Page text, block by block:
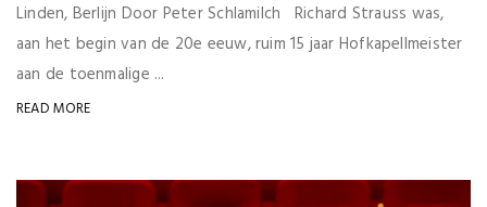
Linden, Berlijn Door Peter Schlamilch Richard Strauss was,
aan het begin van de 20e eeuw, ruim 15 jaar Hofkapellmeister
aan de toenmalige ...
READ MORE